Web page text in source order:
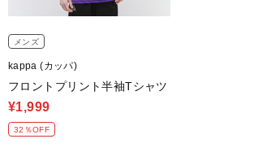
メンズ
kappa (カッパ)
フロントプリント半袖Tシャツ
¥1,999
32％OFF